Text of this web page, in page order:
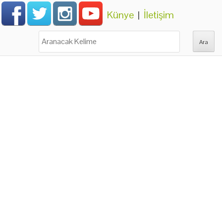
Künye | İletişim